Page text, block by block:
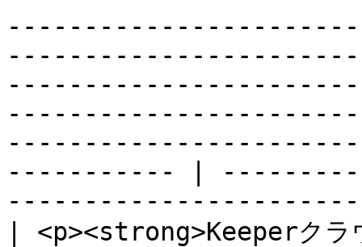
----------- |
| <p><strong>Keeperク